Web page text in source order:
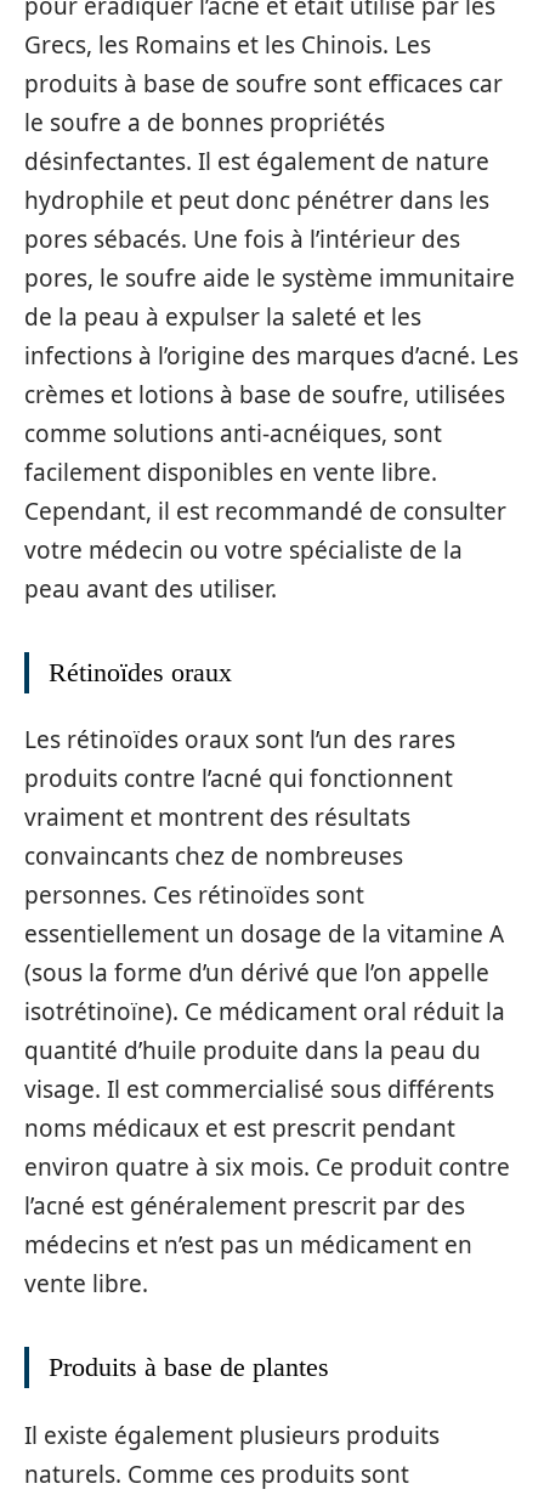
Grecs, les Romains et les Chinois. Les
produits à base de soufre sont efficaces car
le soufre a de bonnes propriétés
désinfectantes. Il est également de nature
hydrophile et peut donc pénétrer dans les
pores sébacés. Une fois à l’intérieur des
pores, le soufre aide le système immunitaire
de la peau à expulser la saleté et les
infections à l’origine des marques d’acné. Les
crèmes et lotions à base de soufre, utilisées
comme solutions anti-acnéiques, sont
facilement disponibles en vente libre.
Cependant, il est recommandé de consulter
votre médecin ou votre spécialiste de la
peau avant des utiliser.
Rétinoïdes oraux
Les rétinoïdes oraux sont l’un des rares
produits contre l’acné qui fonctionnent
vraiment et montrent des résultats
convaincants chez de nombreuses
personnes. Ces rétinoïdes sont
essentiellement un dosage de la vitamine A
(sous la forme d’un dérivé que l’on appelle
isotrétinoïne). Ce médicament oral réduit la
quantité d’huile produite dans la peau du
visage. Il est commercialisé sous différents
noms médicaux et est prescrit pendant
environ quatre à six mois. Ce produit contre
l’acné est généralement prescrit par des
médecins et n’est pas un médicament en
vente libre.
Produits à base de plantes
Il existe également plusieurs produits
naturels. Comme ces produits sont